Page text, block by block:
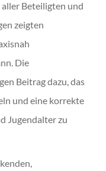
aller Beteiligten und
zeigten
Die
Beitrag dazu, das
und eine korrekte
Jugendalter zu